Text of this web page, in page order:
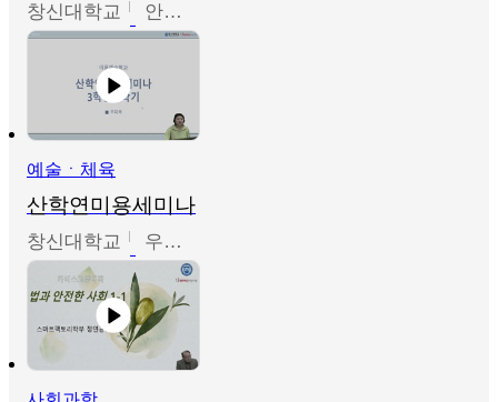
창신대학교 안소영
예술ㆍ체육
산학연미용세미나
창신대학교 우미옥,오윤경,박선이